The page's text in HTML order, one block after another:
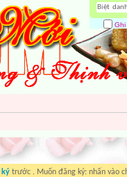
ký trước . Muốn đăng ký: nhấn vào